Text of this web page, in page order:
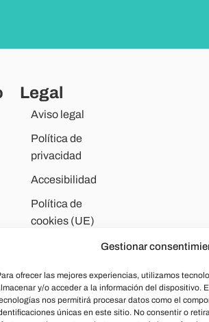
Gestionar
ofrecer las mejores experiencias, utilizamos
y/o acceder a la información del dispositivo.
nos permitirá procesar datos como el
únicas en este sitio. No consentir o
Legal
Aviso legal
Política de
privacidad
Accesibilidad
Política de
cookies (UE)